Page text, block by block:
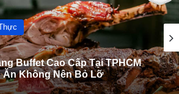
Ngon Không Nên Bỏ Qua Khi